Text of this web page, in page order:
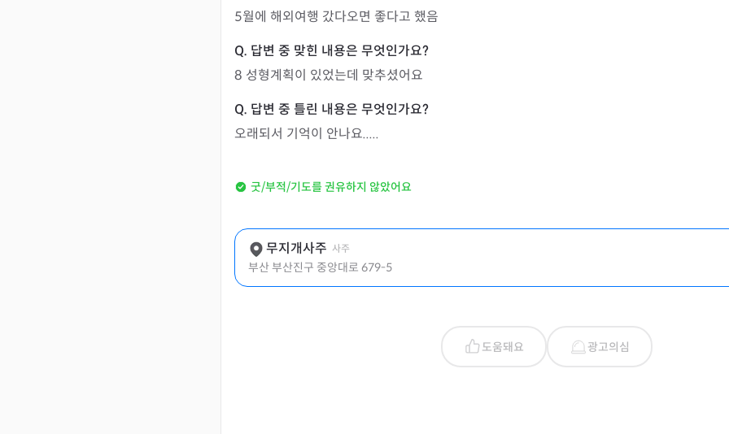
5월에 해외여행 갔다오면 좋다고 했음
8 성형계획이 있었는데 맞추셨어요
오래되서 기억이 안나요.....
굿/부적/기도를 권유하지 않았어요
무지개사주 사주
부산 부산진구 중앙대로 679-5
도움돼요 광고의심